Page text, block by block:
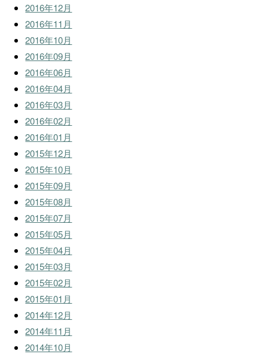
2016年12月
2016年11月
2016年10月
2016年09月
2016年06月
2016年04月
2016年03月
2016年02月
2016年01月
2015年12月
2015年10月
2015年09月
2015年08月
2015年07月
2015年05月
2015年04月
2015年03月
2015年02月
2015年01月
2014年12月
2014年11月
2014年10月